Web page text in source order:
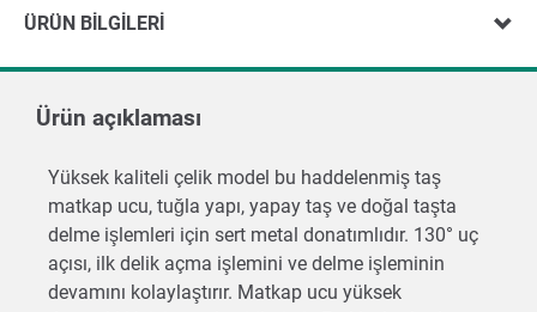
ÜRÜN BILGILERI
Ürün açıklaması
Yüksek kaliteli çelik model bu haddelenmiş taş
matkap ucu, tuğla yapı, yapay taş ve doğal taşta
delme işlemleri için sert metal donatımlıdır. 130° uç
açısı, ilk delik açma işlemini ve delme işleminin
devamını kolaylaştırır. Matkap ucu yüksek